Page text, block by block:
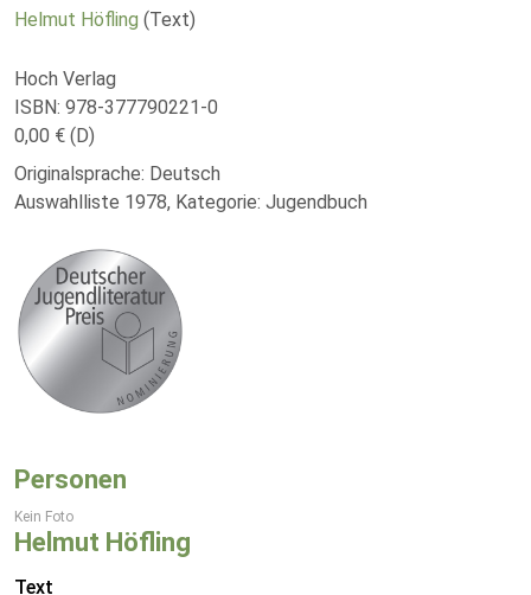
Helmut Höfling (Text)
Hoch Verlag
ISBN: 978-377790221-0
0,00 € (D)
Originalsprache: Deutsch
Auswahlliste 1978, Kategorie: Jugendbuch
Personen
Kein Foto
Helmut Höfling
Text